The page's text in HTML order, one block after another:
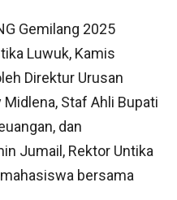
Gemilang 2025
Luwuk, Kamis
Direktur Urusan
Midlena, Staf Ahli Bupati
dan
Jumail, Rektor Untika
bersama